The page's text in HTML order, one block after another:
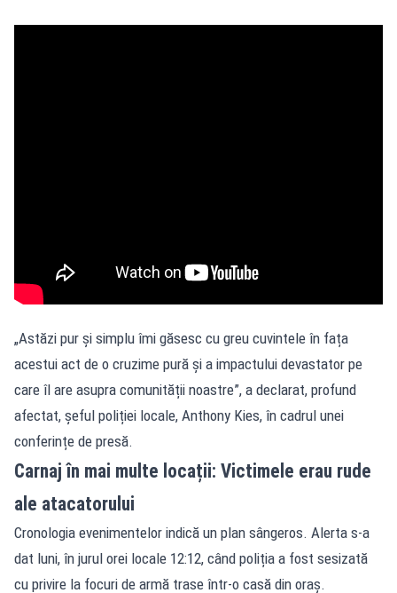
„Astăzi pur și simplu îmi găsesc cu greu cuvintele în fața
acestui act de o cruzime pură și a impactului devastator pe
care îl are asupra comunității noastre”, a declarat, profund
afectat, șeful poliției locale, Anthony Kies, în cadrul unei
conferințe de presă.
Carnaj în mai multe locații: Victimele erau rude
ale atacatorului
Cronologia evenimentelor indică un plan sângeros. Alerta s-a
dat luni, în jurul orei locale 12:12, când poliția a fost sesizată
cu privire la focuri de armă trase într-o casă din oraș.